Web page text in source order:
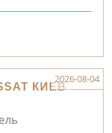
КИЕВ
2026-08-04